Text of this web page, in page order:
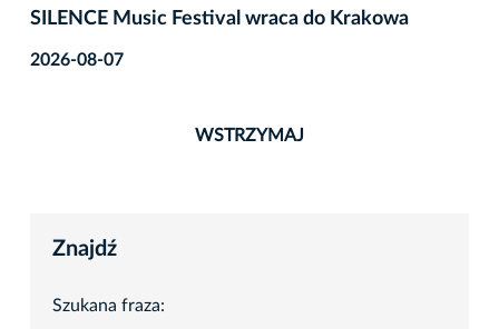
SILENCE Music Festival wraca do Krakowa
2026-08-07
WSTRZYMAJ
Znajdź
Szukana fraza: